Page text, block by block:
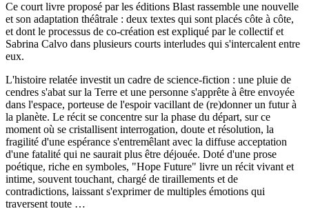
Ce court livre proposé par les éditions Blast rassemble une nouvelle
et son adaptation théâtrale : deux textes qui sont placés côte à côte,
et dont le processus de co-création est expliqué par le collectif et
Sabrina Calvo dans plusieurs courts interludes qui s'intercalent entre
eux.
L'histoire relatée investit un cadre de science-fiction : une pluie de
cendres s'abat sur la Terre et une personne s'apprête à être envoyée
dans l'espace, porteuse de l'espoir vacillant de (re)donner un futur à
la planète. Le récit se concentre sur la phase du départ, sur ce
moment où se cristallisent interrogation, doute et résolution, la
fragilité d'une espérance s'entremêlant avec la diffuse acceptation
d'une fatalité qui ne saurait plus être déjouée. Doté d'une prose
poétique, riche en symboles, "Hope Future" livre un récit vivant et
intime, souvent touchant, chargé de tiraillements et de
contradictions, laissant s'exprimer de multiples émotions qui
traversent toute …